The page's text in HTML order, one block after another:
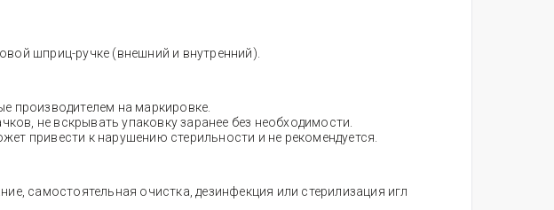
шприц-ручке (внешний и внутренний).
производителем на маркировке.
не вскрывать упаковку заранее без необходимости.
привести к нарушению стерильности и не рекомендуется.
самостоятельная очистка, дезинфекция или стерилизация игл